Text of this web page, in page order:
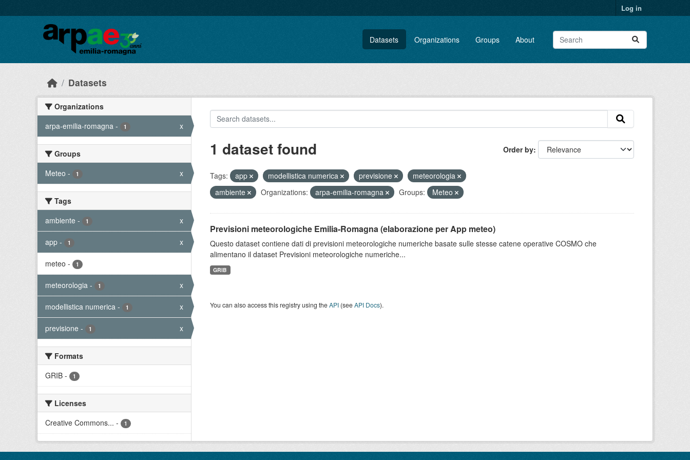
Log in
Datasets Organizations Groups About
Datasets
Organizations
arpa-emilia-romagna - 1 x
Groups
Meteo - 1 x
Tags
ambiente - 1 x
app - 1 x
meteo - 1
meteorologia - 1 x
modellistica numerica - 1 x
previsione - 1 x
Formats
GRIB - 1
Licenses
Creative Commons... - 1
Order by
1 dataset found
Tags: app modellistica numerica previsione
meteorologia
ambiente
Organizations: arpa-emilia-romagna Groups: Meteo
Previsioni meteorologiche Emilia-Romagna (elaborazione per App meteo)
Questo dataset contiene dati di previsioni meteorologiche numeriche basate sulle stesse catene operative COSMO che
alimentano il dataset Previsioni meteorologiche numeriche...
GRIB
You can also access this registry using theAPI(seeAPI Docs).